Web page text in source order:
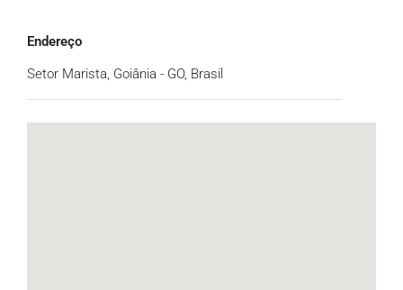
Endereço
Setor Marista, Goiânia - GO, Brasil